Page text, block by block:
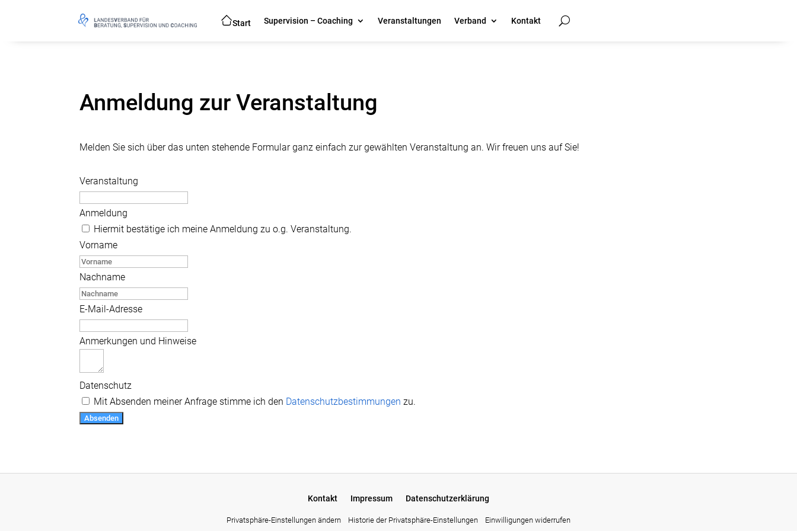
Start Supervision – Coaching Veranstaltungen Verband Kontakt
Anmeldung zur Veranstaltung
Melden Sie sich über das unten stehende Formular ganz einfach zur gewählten Veranstaltung an. Wir freuen uns auf Sie!
Veranstaltung
Anmeldung
Hiermit bestätige ich meine Anmeldung zu o.g. Veranstaltung.
Vorname
Nachname
E-Mail-Adresse
Anmerkungen und Hinweise
Datenschutz
Mit Absenden meiner Anfrage stimme ich den Datenschutzbestimmungen zu.
Absenden
Kontakt Impressum Datenschutzerklärung
Privatsphäre-Einstellungen ändern Historie der Privatsphäre-Einstellungen Einwilligungen widerrufen